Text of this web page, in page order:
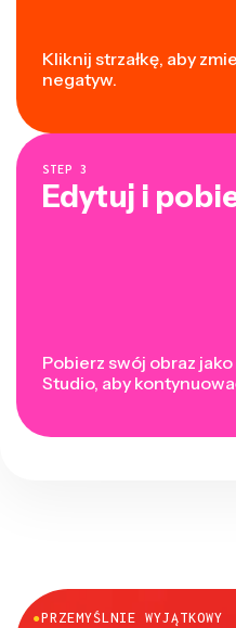
Kliknij strzałkę, aby
negatyw.
STEP 3
Edytuj i
Pobierz swój obraz
Studio, aby
●PRZEMYŚLNIE WYJĄTKOWY